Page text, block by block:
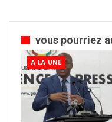
vous pourriez
A LA UNE